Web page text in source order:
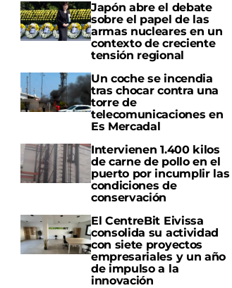
Japón abre el debate
sobre el papel de las
armas nucleares en un
contexto de creciente
tensión regional
Un coche se incendia
tras chocar contra una
torre de
telecomunicaciones en
Es Mercadal
Intervienen 1.400 kilos
de carne de pollo en el
puerto por incumplir las
condiciones de
conservación
El CentreBit Eivissa
consolida su actividad
con siete proyectos
empresariales y un año
de impulso a la
innovación